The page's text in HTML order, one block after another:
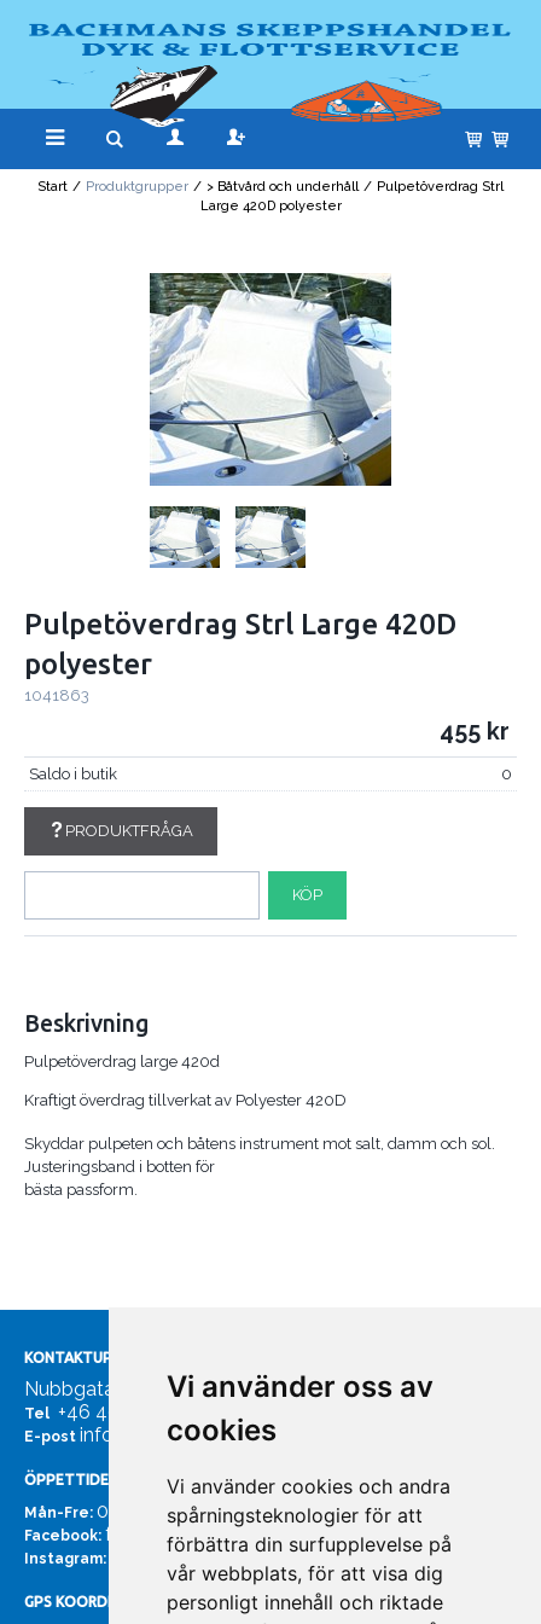
Vi använder oss av
cookies
Vi använder cookies och andra
spårningsteknologier för att
förbättra din surfupplevelse på
vår webbplats, för att visa dig
personligt innehåll och riktade
Start / Produktgrupper / > Båtvård och underhåll / Pulpetöverdrag Strl
Large 420D polyester
Pulpetöverdrag Strl Large 420D
polyester
1041863
455
Saldo i butik 0
PRODUKTFRÅGA
KÖP
Beskrivning
Pulpetöverdrag large 420d
Kraftigt överdrag tillverkat av Polyester 420D
Skyddar pulpeten och båtens instrument mot salt, damm och sol.
Justeringsband i botten för
bästa passform.
KONTAKTUPPGIFTER
Nubbgatan 7, 211 24 Malmö
Tel +46 40185561
E-post info@bachmans.se
ÖPPETTIDER
Mån-Fre: 07:00 - 16:00
Facebook: facebook.com/bachmans.se
Instagram: instagram.com/bachmans.se
GPS KOORDINATER